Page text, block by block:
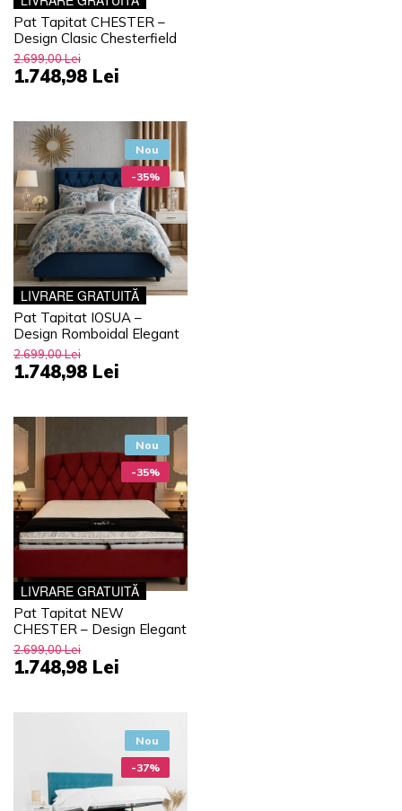
Pat Tapitat CHESTER –
Design Clasic Chesterfield
1.748,98 Lei
2.699,00 Lei
Nou
-35%
Pat Tapitat IOSUA –
Design Romboidal Elegant
1.748,98 Lei
2.699,00 Lei
LIVRARE GRATUITĂ
Nou
-35%
Pat Tapitat NEW
CHESTER – Design Elegant
1.748,98 Lei
2.699,00 Lei
LIVRARE GRATUITĂ
Nou
-37%